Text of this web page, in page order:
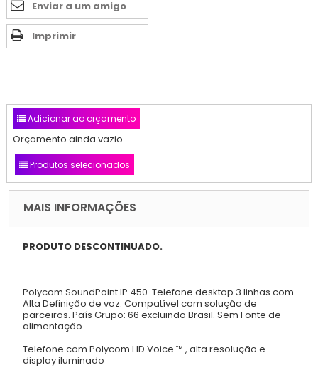
Enviar a um amigo
Imprimir
Adicionar ao orçamento
Orçamento ainda vazio
Produtos selecionados
MAIS INFORMAÇÕES
PRODUTO DESCONTINUADO.
Polycom SoundPoint IP 450. Telefone desktop 3 linhas com
Alta Definição de voz. Compatível com solução de
parceiros. País Grupo: 66 excluindo Brasil. Sem Fonte de
alimentação.
Telefone com Polycom HD Voice ™ , alta resolução e
display iluminado